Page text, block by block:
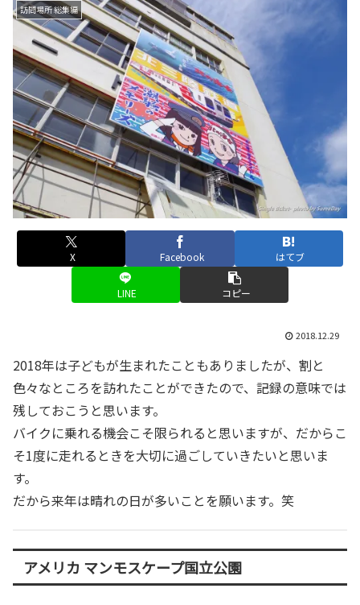
訪問場所 総集編
X Facebook はてブ
LINE コピー
2018.12.29
2018年は子どもが生まれたこともありましたが、割と
色々なところを訪れたことができたので、記録の意味では
残しておこうと思います。
バイクに乗れる機会こそ限られると思いますが、だからこ
そ1度に走れるときを大切に過ごしていきたいと思いま
す。
だから来年は晴れの日が多いことを願います。笑
アメリカ マンモスケープ国立公園